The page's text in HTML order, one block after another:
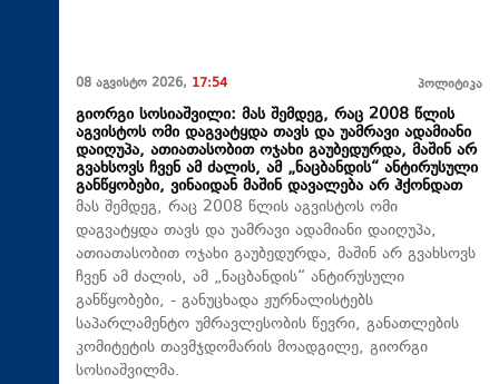
08 აგვისტო 2026, 17:54 პოლიტიკა
გიორგი სოსიაშვილი: მას შემდეგ, რაც 2008 წლის
აგვისტოს ომი დაგვატყდა თავს და უამრავი ადამიანი
დაიღუპა, ათიათასობით ოჯახი გაუბედურდა, მაშინ არ
გვახსოვს ჩვენ ამ ძალის, ამ „ნაცბანდის“ ანტირუსული
განწყობები, ვინაიდან მაშინ დავალება არ ჰქონდათ
მას შემდეგ, რაც 2008 წლის აგვისტოს ომი
დაგვატყდა თავს და უამრავი ადამიანი დაიღუპა,
ათიათასობით ოჯახი გაუბედურდა, მაშინ არ გვახსოვს
ჩვენ ამ ძალის, ამ „ნაცბანდის“ ანტირუსული
განწყობები, - განუცხადა ჟურნალისტებს
საპარლამენტო უმრავლესობის წევრი, განათლების
კომიტეტის თავმჯდომარის მოადგილე, გიორგი
სოსიაშვილმა.